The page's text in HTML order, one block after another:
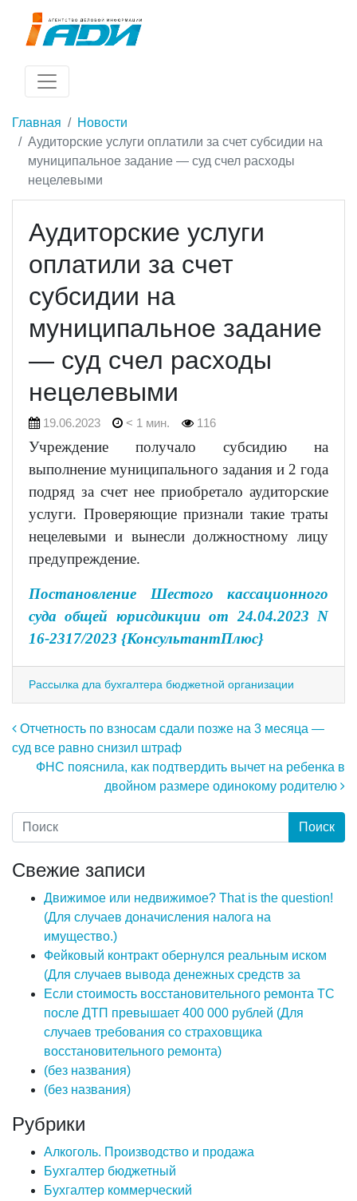
Главная
Новости
Аудиторские услуги оплатили за счет субсидии на
муниципальное задание — суд счел расходы
нецелевыми
Аудиторские услуги
оплатили за счет
субсидии на
муниципальное задание
— суд счел расходы
нецелевыми
19.06.2023 < 1 мин. 116
Учреждение получало субсидию на
выполнение муниципального задания и 2 года
подряд за счет нее приобретало аудиторские
услуги. Проверяющие признали такие траты
нецелевыми и вынесли должностному лицу
предупреждение.
Постановление Шестого кассационного
суда общей юрисдикции от 24.04.2023 N
16-2317/2023 {КонсультантПлюс}
Рассылка дла бухгалтера бюджетной организации
Навигация по записям
Отчетность по взносам сдали позже на 3 месяца —
суд все равно снизил штраф
ФНС пояснила, как подтвердить вычет на ребенка в
двойном размере одинокому родителю
Свежие записи
Движимое или недвижимое? That is the question!
(Для случаев доначисления налога на
имущество.)
Фейковый контракт обернулся реальным иском
(Для случаев вывода денежных средств за
Если стоимость восстановительного ремонта ТС
после ДТП превышает 400 000 рублей (Для
случаев требования со страховщика
восстановительного ремонта)
(без названия)
(без названия)
Рубрики
Алкоголь. Производство и продажа
Бухгалтер бюджетный
Бухгалтер коммерческий